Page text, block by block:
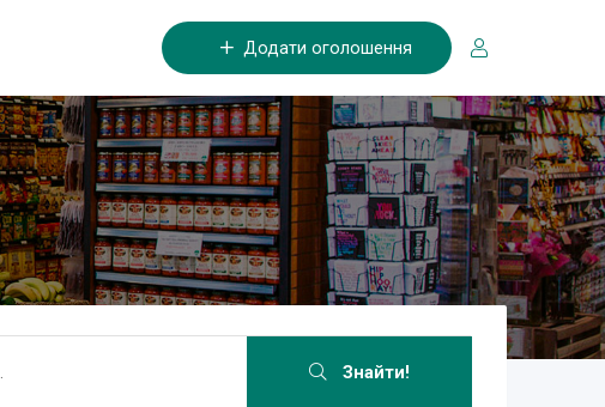
Додати оголошення
Знайти!